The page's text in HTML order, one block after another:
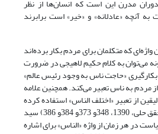
مدرن این است که انسان‌ها از نظر
آنچه «عادلانه» و «خیر» است برابرند
که متکلمان برای مردم بکار برده‌اند
می‌توان به کلام حکیم لاهیجی در ضرورت
بکارگیری «حاجت ناس به وجود رئیس عالم»
لاهیجی، 1372، 461) از مردم به ناس تعبیر می‌کند. همچنین علامه
از تعبیر «اختلف الناس» استفاده کرده
که اشاره به مردم دارد (محقق حلی، 1390، 348و 373و 384و 386) سید
در هر زمان از واژه «الناس» برای اشاره